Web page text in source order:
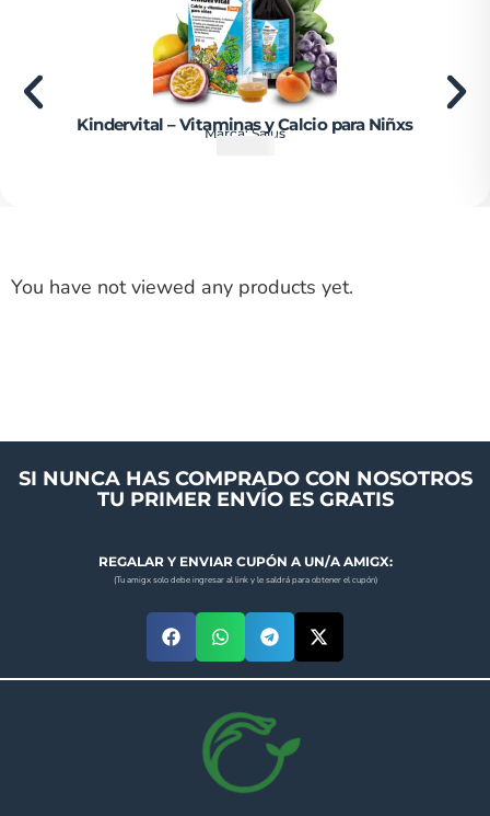
Kindervital – Vitaminas y Calcio para Niñxs
Marca:Salus
You have not viewed any products yet.
SI NUNCA HAS COMPRADO CON NOSOTROS
TU PRIMER ENVÍO ES GRATIS
REGALAR Y ENVIAR CUPÓN A UN/A AMIGX:
(Tu amigx solo debe ingresar al link y le saldrá para obtener el cupón)